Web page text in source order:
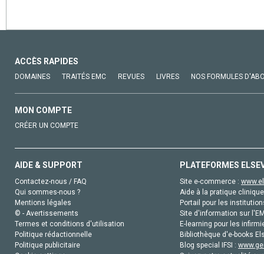
ACCÈS RAPIDES
DOMAINES TRAITÉS EMC REVUES LIVRES NOS FORMULES
MON COMPTE
CRÉER UN COMPTE
AIDE & SUPPORT
Contactez-nous / FAQ
Qui sommes-nous ?
Mentions légales
© - Avertissements
Termes et conditions d'utilisation
Politique rédactionnelle
Politique publicitaire
PLATEFORMES
Site e-commerce :
Aide à la pratique
Portail pour les
Site d'information sur
E-learning pour les
Bibliothèque d'e-books
Blog special IFSI :